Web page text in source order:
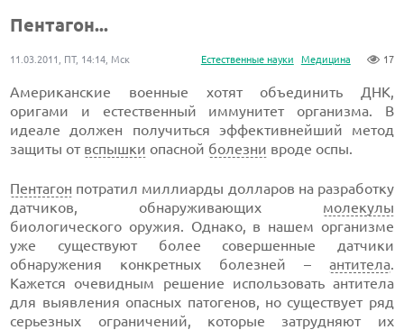
Пентагон...
Естественные науки Медицина 17
11.03.2011, ПТ, 14:14, Мск
Американские военные хотят объединить ДНК,
оригами и естественный иммунитет организма. В
идеале должен получиться эффективнейший метод
защиты от вспышки опасной болезни вроде оспы.
Пентагон потратил миллиарды долларов на разработку
датчиков, обнаруживающих молекулы
биологического оружия. Однако, в нашем организме
уже существуют более совершенные датчики
обнаружения конкретных болезней – антитела.
Кажется очевидным решение использовать антитела
для выявления опасных патогенов, но существует ряд
серьезных ограничений, которые затрудняют их